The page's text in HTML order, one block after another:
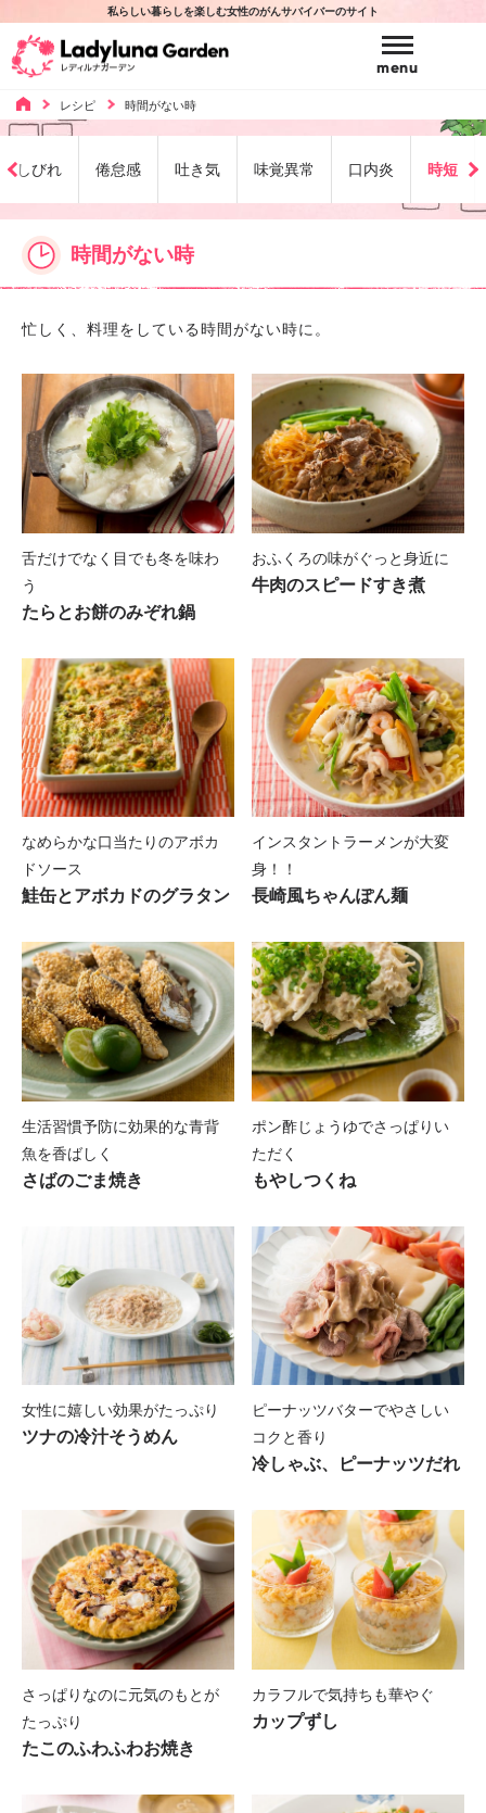
私らしい暮らしを楽しむ女性のがんサバイバーのサイト
menu
Voice
みんなの声 TOP
ドクターとがん体験者からの声
医師とのコミュニケーションに関する座談会
【レイサマリー】婦人科がん治療における
SDMに関する調査
【レイサマリー】副作用のつらさに対する患者
さんと医療関係者のギャップ調査
ドクターからの声
教えてドクターQ&A（婦人科がん編）
5人のスペシャリストからのメッセージ
～乳がん患者さんが幸せになるレシピ【座談
会】～
婦人科がん体験者からの声
～日常生活の困りごと、あったらいいなと思っ
た情報とその収集方法とは～
乳がん経験者座談会
～乳がんになってから悩んだこと・困ったこ
と、あったらいいなと思った情報～
乳がん みんなでつくる知恵袋
～がんになっても私らしく～
Say yes to Life
~人生のすべての出来事にyesで答える勇気~
医師とのコミュニケーションに関する座談会
ビューティ TOP
美容室一覧
医療用ウィッグ購入費助成制度
美容室インタビュー
メイクアップ
カバーメイク
がん治療中のカバーメイクレッスンレポート
Recipe レシピ
お悩み別レシピ
包丁がうまく使えない時
料理をするのがつらい時
口内炎がある時
時間がない時
パートナーやお母さんのために作る料理
季節別レシピ
春のレシピ
夏のレシピ
秋のレシピ
冬のレシピ
栄養用語解説
栄養用語解説
Relax リラックス
リラックス TOP
セルフケア
リンパ浮腫の予防とセルフケア
ア
マンマヨガでこころとからだのバランスを整え
よう
温泉
街全体で乳がん体験者の方と一緒に楽しめるイ
ベントを
～“ほっとマンマ・イン嬉野”～
ピンクリボンのお宿
本
心に効く本
体験記の本
乳がん治療・検査についての本
Sexuality セクシャリティ
セクシャリティ TOP
がん治療と性生活
みんな抱えている性生活の悩み
がん治療と妊娠
将来の妊娠のために今できること
Support サポート情報
サポート情報 TOP
乳がん患者さんが自分らしく歩むための7つの
プログラムとボランティア支援
お母さんが乳がんになった時、子どもたちに心
のケアを
がんと仕事に関わる情報
治療と仕事の両立支援、新規就労
が支援
～長期療養者等就職支援モデル事業～
各種制度やガイドライン
がん治療に関する制度やガイドライン
がん教育用資料（乳がん用）
知ってほしい乳房と乳がんのお話
Close
レシピ 時間がない時
しびれ 倦怠感 吐き気 味覚異常 口内炎 時短
時間がない時
忙しく、料理をしている時間がない時に。
舌だけでなく目でも冬を味わ
う
たらとお餅のみぞれ鍋
おふくろの味がぐっと身近に
牛肉のスピードすき煮
なめらかな口当たりのアボカ
ドソース
鮭缶とアボカドのグラタン
インスタントラーメンが大変
身！！
長崎風ちゃんぽん麺
生活習慣予防に効果的な青背
魚を香ばしく
さばのごま焼き
ポン酢じょうゆでさっぱりい
ただく
もやしつくね
女性に嬉しい効果がたっぷり
ツナの冷汁そうめん
ピーナッツバターでやさしい
コクと香り
冷しゃぶ、ピーナッツだれ
さっぱりなのに元気のもとが
たっぷり
たこのふわふわお焼き
カラフルで気持ちも華やぐ
カップずし